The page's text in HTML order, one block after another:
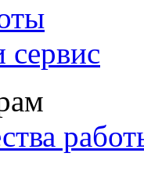
сервис